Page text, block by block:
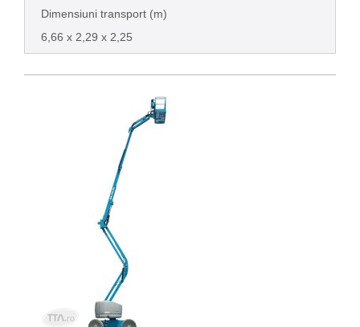
Dimensiuni transport (m)
6,66 x 2,29 x 2,25